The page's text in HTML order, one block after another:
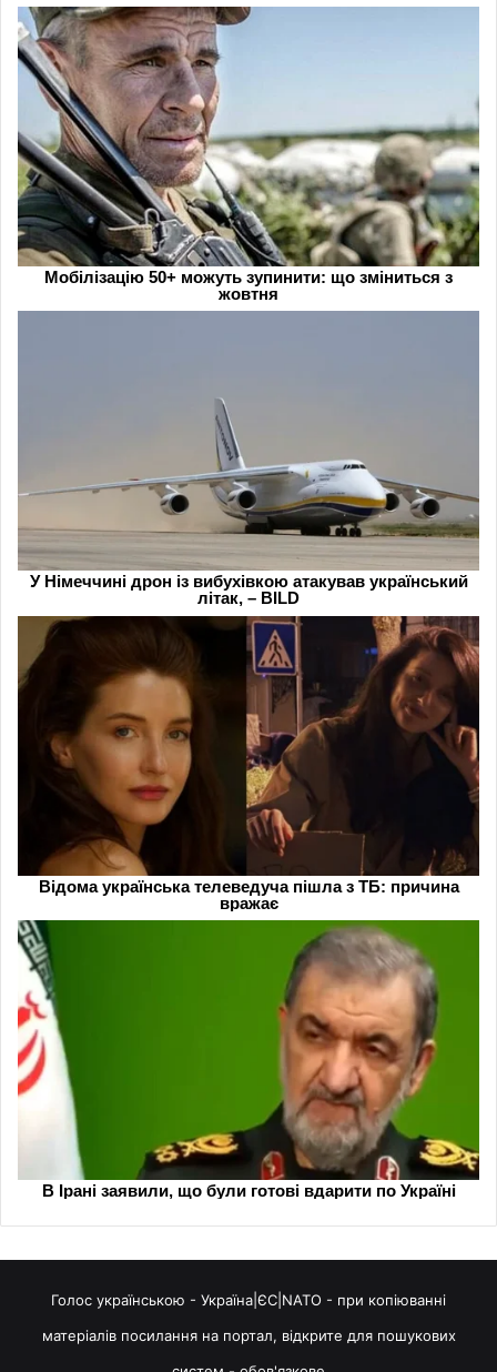
Голос українською - Україна|ЄС|NATO - при копіюванні
матеріалів посилання на портал, відкрите для пошукових